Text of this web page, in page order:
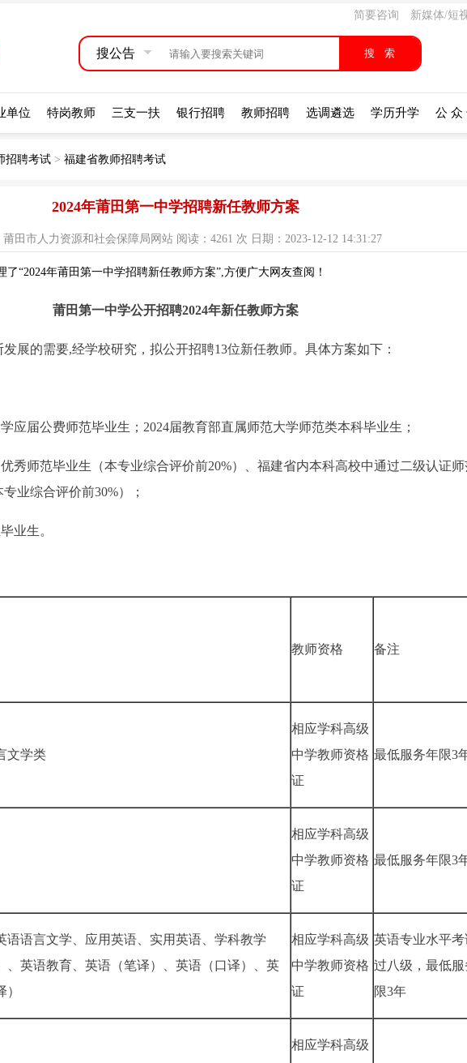
简要咨询 新媒体/短
搜公告
单位 特岗教师 三支一扶 银行招聘 教师招聘 选调遴选 学历升学 公 众
招聘考试 > 福建省教师招聘考试
2024年莆田第一中学招聘新任教师方案
莆田市人力资源和社会保障局网站 阅读：4261 次 日期：2023-12-12 14:31:27
“2024年莆田第一中学招聘新任教师方案”,方便广大网友查阅！
莆田第一中学公开招聘2024年新任教师方案
展的需要,经学校研究，拟公开招聘13位新任教师。具体方案如下：
应届公费师范毕业生；2024届教育部直属师范大学师范类本科毕业生；
秀师范毕业生（本专业综合评价前20%）、福建省内本科高校中通过二级认证
业综合评价前30%）；
业生。
教师资格 备注
文学类
相应学科高级
中学教师资格
证
最低服务年限3
相应学科高级
中学教师资格
证
最低服务年限3
语语言文学、应用英语、实用英语、学科教学
、英语教育、英语（笔译）、英语（口译）、英
相应学科高级
中学教师资格
证
英语专业水平
过八级，最低
限3年
相应学科高级